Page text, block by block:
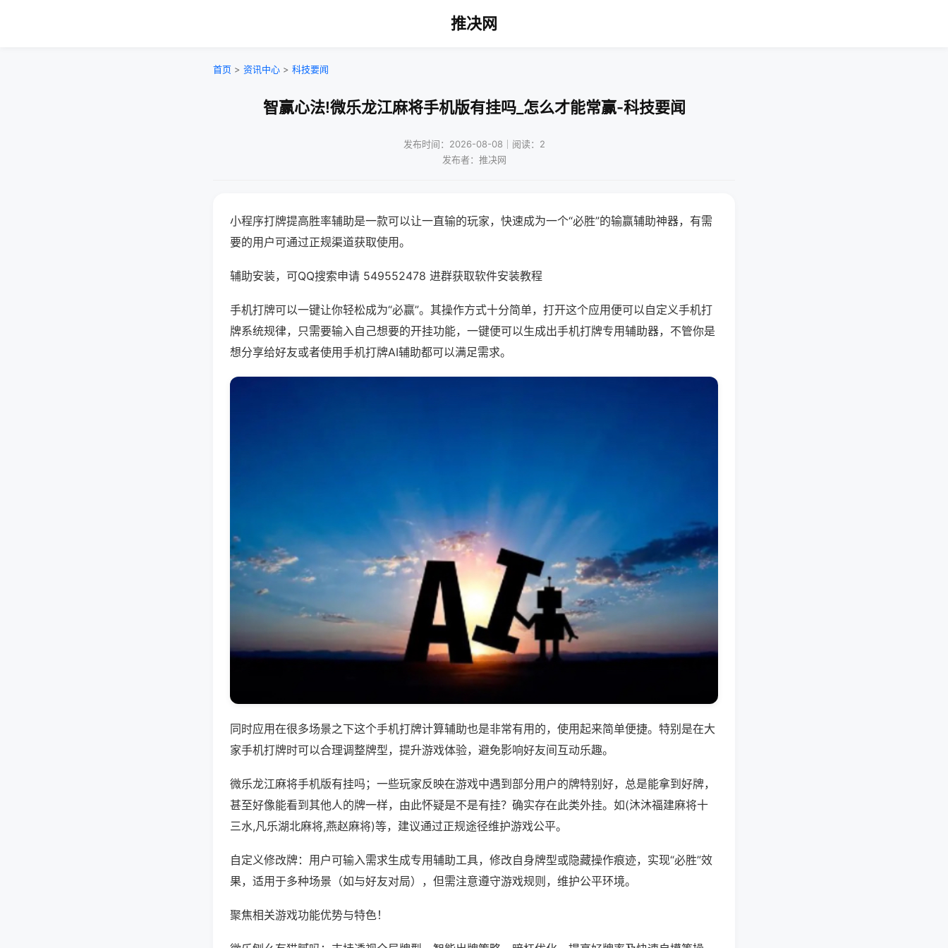
推决网
首页 > 资讯中心 > 科技要闻
智赢心法!微乐龙江麻将手机版有挂吗_怎么才能常赢-科技要闻
发布时间：2026-08-08｜阅读：2
发布者：推决网
小程序打牌提高胜率辅助是一款可以让一直输的玩家，快速成为一个“必胜”的输赢辅助神器，有需
要的用户可通过正规渠道获取使用。
辅助安装，可QQ搜索申请 549552478 进群获取软件安装教程
手机打牌可以一键让你轻松成为“必赢”。其操作方式十分简单，打开这个应用便可以自定义手机打
牌系统规律，只需要输入自己想要的开挂功能，一键便可以生成出手机打牌专用辅助器，不管你是
想分享给好友或者使用手机打牌AI辅助都可以满足需求。
同时应用在很多场景之下这个手机打牌计算辅助也是非常有用的，使用起来简单便捷。特别是在大
家手机打牌时可以合理调整牌型，提升游戏体验，避免影响好友间互动乐趣。
微乐龙江麻将手机版有挂吗；一些玩家反映在游戏中遇到部分用户的牌特别好，总是能拿到好牌，
甚至好像能看到其他人的牌一样，由此怀疑是不是有挂？确实存在此类外挂。如(沐沐福建麻将十
三水,凡乐湖北麻将,燕赵麻将)等，建议通过正规途径维护游戏公平。
自定义修改牌：用户可输入需求生成专用辅助工具，修改自身牌型或隐藏操作痕迹，实现“必胜”效
果，适用于多种场景（如与好友对局），但需注意遵守游戏规则，维护公平环境。
聚焦相关游戏功能优势与特色！